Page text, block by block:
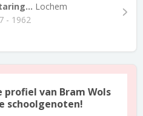
Lochem
- 1962
van Bram Wols
schoolgenoten!